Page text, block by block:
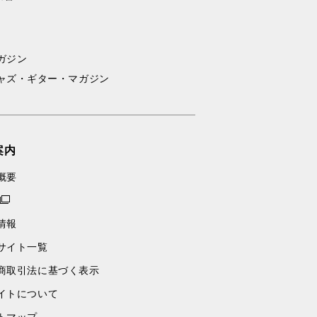
ジン
ズ・ギター・マガジン
内
要
報
イト一覧
取引法に基づく表示
トについて